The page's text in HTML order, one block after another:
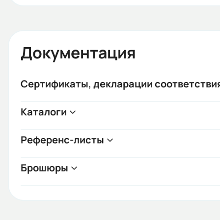
Документация
Сертификаты, декларации
Каталоги
Референс-листы
Брошюры